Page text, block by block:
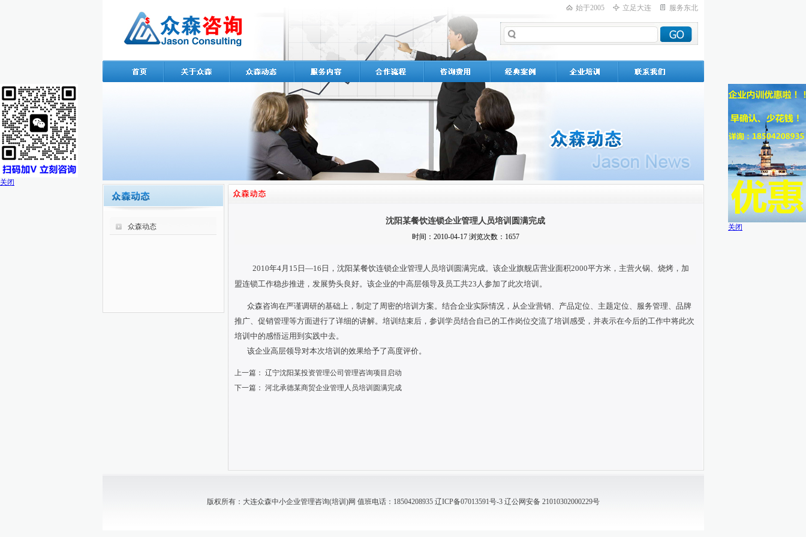
始于2005 立足大连 服务东北
众森动态
沈阳某餐饮连锁企业管理人员培训圆满完成
时间：2010-04-17 浏览次数：1657
2010年4月15日—16日，沈阳某餐饮连锁企业管理人员培训圆满完成。该企业旗舰店营业面积2000平方米，主营火锅、烧烤，加
盟连锁工作稳步推进，发展势头良好。该企业的中高层领导及员工共23人参加了此次培训。
众森咨询在严谨调研的基础上，制定了周密的培训方案。结合企业实际情况，从企业营销、产品定位、主题定位、服务管理、品牌
推广、促销管理等方面进行了详细的讲解。培训结束后，参训学员结合自己的工作岗位交流了培训感受，并表示在今后的工作中将此次
培训中的感悟运用到实践中去。
该企业高层领导对本次培训的效果给予了高度评价。
上一篇： 辽宁沈阳某投资管理公司管理咨询项目启动
下一篇： 河北承德某商贸企业管理人员培训圆满完成
版权所有：大连众森中小企业管理咨询(培训)网 值班电话：18504208935 辽ICP备07013591号-3辽公网安备 21010302000229号
关闭
关闭